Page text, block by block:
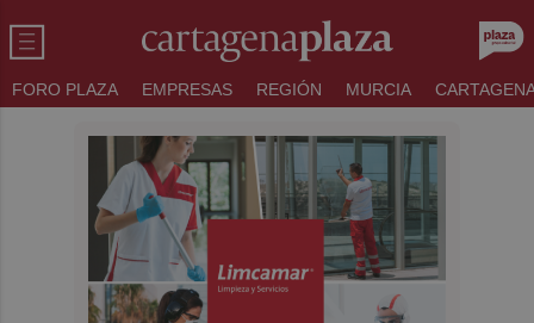
FORO PLAZA EMPRESAS REGIÓN MURCIA